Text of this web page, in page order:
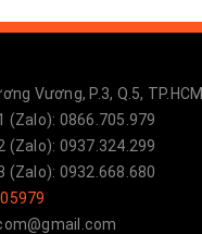
Vương, P.3, Q.5, TP.HCM
(Zalo): 0866.705.979
(Zalo): 0937.324.299
(Zalo): 0932.668.680